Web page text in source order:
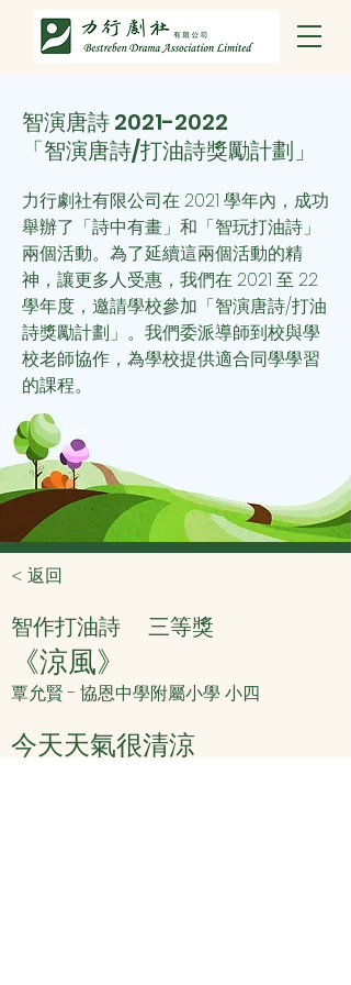
智演唐詩2021-2022
「智演唐詩/打油詩獎勵計劃」
力行劇社有限公司在 2021 學年內，成功
舉辦了「詩中有畫」和「智玩打油詩」
兩個活動。為了延續這兩個活動的精
神，讓更多人受惠，我們在 2021 至 22
學年度，邀請學校參加「智演唐詩/打油
詩獎勵計劃」。我們委派導師到校與學
校老師協作，為學校提供適合同學學習
的課程。
< 返回
智作打油詩 三等獎
《涼風》
覃允賢 - 協恩中學附屬小學 小四
今天天氣很清涼